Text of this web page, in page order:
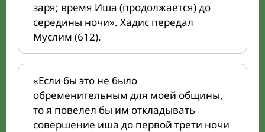
заря; время Иша (продолжается) до
середины ночи». Хадис передал
Муслим (612).
«Если бы это не было
обременительным для моей общины,
то я повелел бы им откладывать
совершение иша до первой трети ночи